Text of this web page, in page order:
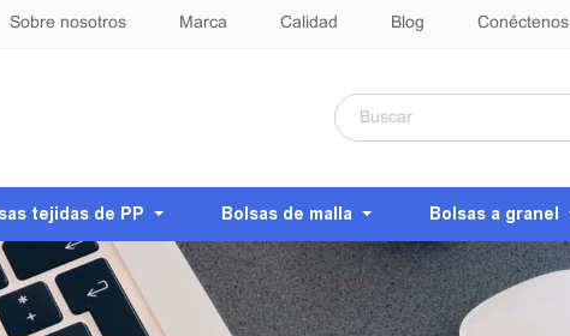
Sobre nosotros Marca Calidad Blog Conéctenos
tejidas de PP Bolsas de malla Bolsas a granel